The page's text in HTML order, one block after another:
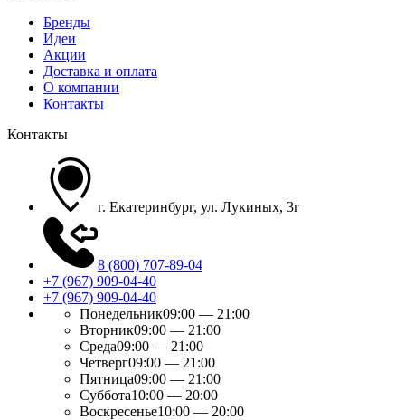
Бренды
Идеи
Акции
Доставка и оплата
О компании
Контакты
Контакты
г. Екатеринбург, ул. Лукиных, 3г
8 (800) 707-89-04
+7 (967) 909-04-40
+7 (967) 909-04-40
Понедельник09:00 — 21:00
Вторник09:00 — 21:00
Среда09:00 — 21:00
Четверг09:00 — 21:00
Пятница09:00 — 21:00
Суббота10:00 — 20:00
Воскресенье10:00 — 20:00